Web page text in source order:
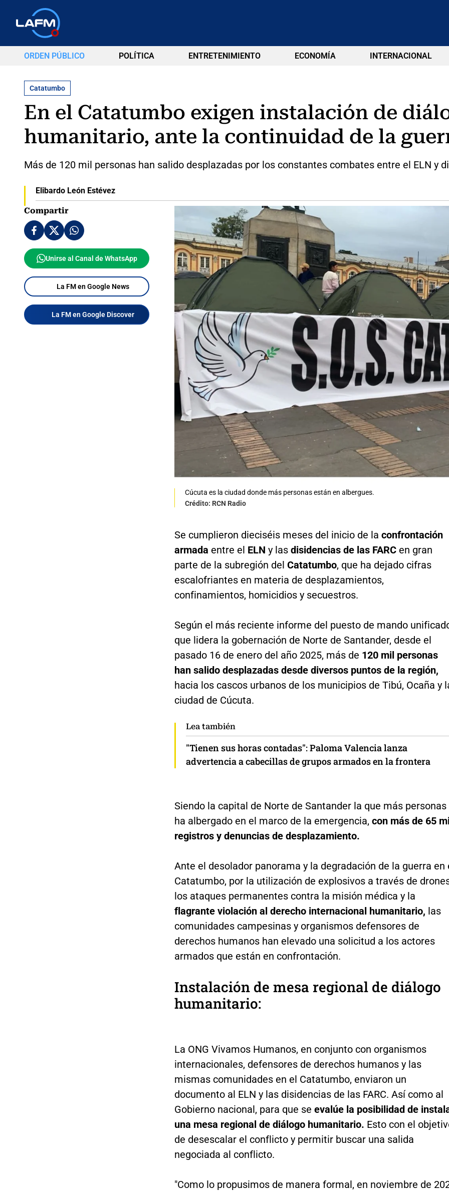
ORDEN PÚBLICO POLÍTICA ENTRETENIMIENTO ECONOMÍA INTERNACIONAL
Catatumbo
En el Catatumbo exigen instalación de
humanitario, ante la continuidad de la
Más de 120 mil personas han salido desplazadas por los constantes combates entre el ELN y
Elibardo León Estévez
Compartir
Unirse al Canal de WhatsApp
La FM en Google News
La FM en Google Discover
Cúcuta es la ciudad donde más personas están en albergues.
Crédito: RCN Radio
Se cumplieron dieciséis meses del inicio de la confrontación
armada entre el ELN y lasdisidencias de las FARC en gran
parte de la subregión del Catatumbo, que ha dejado cifras
escalofriantes en materia de desplazamientos,
confinamientos, homicidios y secuestros.
Según el más reciente informe del puesto de mando
que lidera la gobernación de Norte de Santander, desde el
pasado 16 de enero del año 2025, más de 120 mil personas
han salido desplazadas desde diversos puntos de la región,
hacia los cascos urbanos de los municipios de Tibú, Ocaña y
ciudad de Cúcuta.
Lea también
"Tienen sus horas contadas": Paloma Valencia lanza
advertencia a cabecillas de grupos armados en la frontera
Siendo la capital de Norte de Santander la que más personas
ha albergado en el marco de la emergencia, con más de 65
registros y denuncias de desplazamiento.
Ante el desolador panorama y la degradación de la guerra en
Catatumbo, por la utilización de explosivos a través de
los ataques permanentes contra la misión médica y la
flagrante violación al derecho internacional humanitario, las
comunidades campesinas y organismos defensores de
derechos humanos han elevado una solicitud a los actores
armados que están en confrontación.
Instalación de mesa regional de diálogo
humanitario:
La ONG Vivamos Humanos, en conjunto con organismos
internacionales, defensores de derechos humanos y las
mismas comunidades en el Catatumbo, enviaron un
documento al ELN y las disidencias de las FARC. Así como al
Gobierno nacional, para que se evalúe la posibilidad de
una mesa regional de diálogo humanitario. Esto con el
de desescalar el conflicto y permitir buscar una salida
negociada al conflicto.
"Como lo propusimos de manera formal, en noviembre de